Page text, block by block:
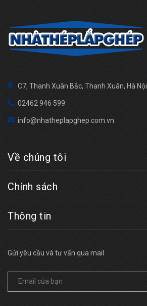
C7, Thanh Xuân Bắc, Thanh Xuân, Hà Nội
02462 946 599
info@nhatheplapghep.com.vn
Về chúng tôi
Chính sách
Thông tin
Gửi yêu cầu và tư vấn qua mail